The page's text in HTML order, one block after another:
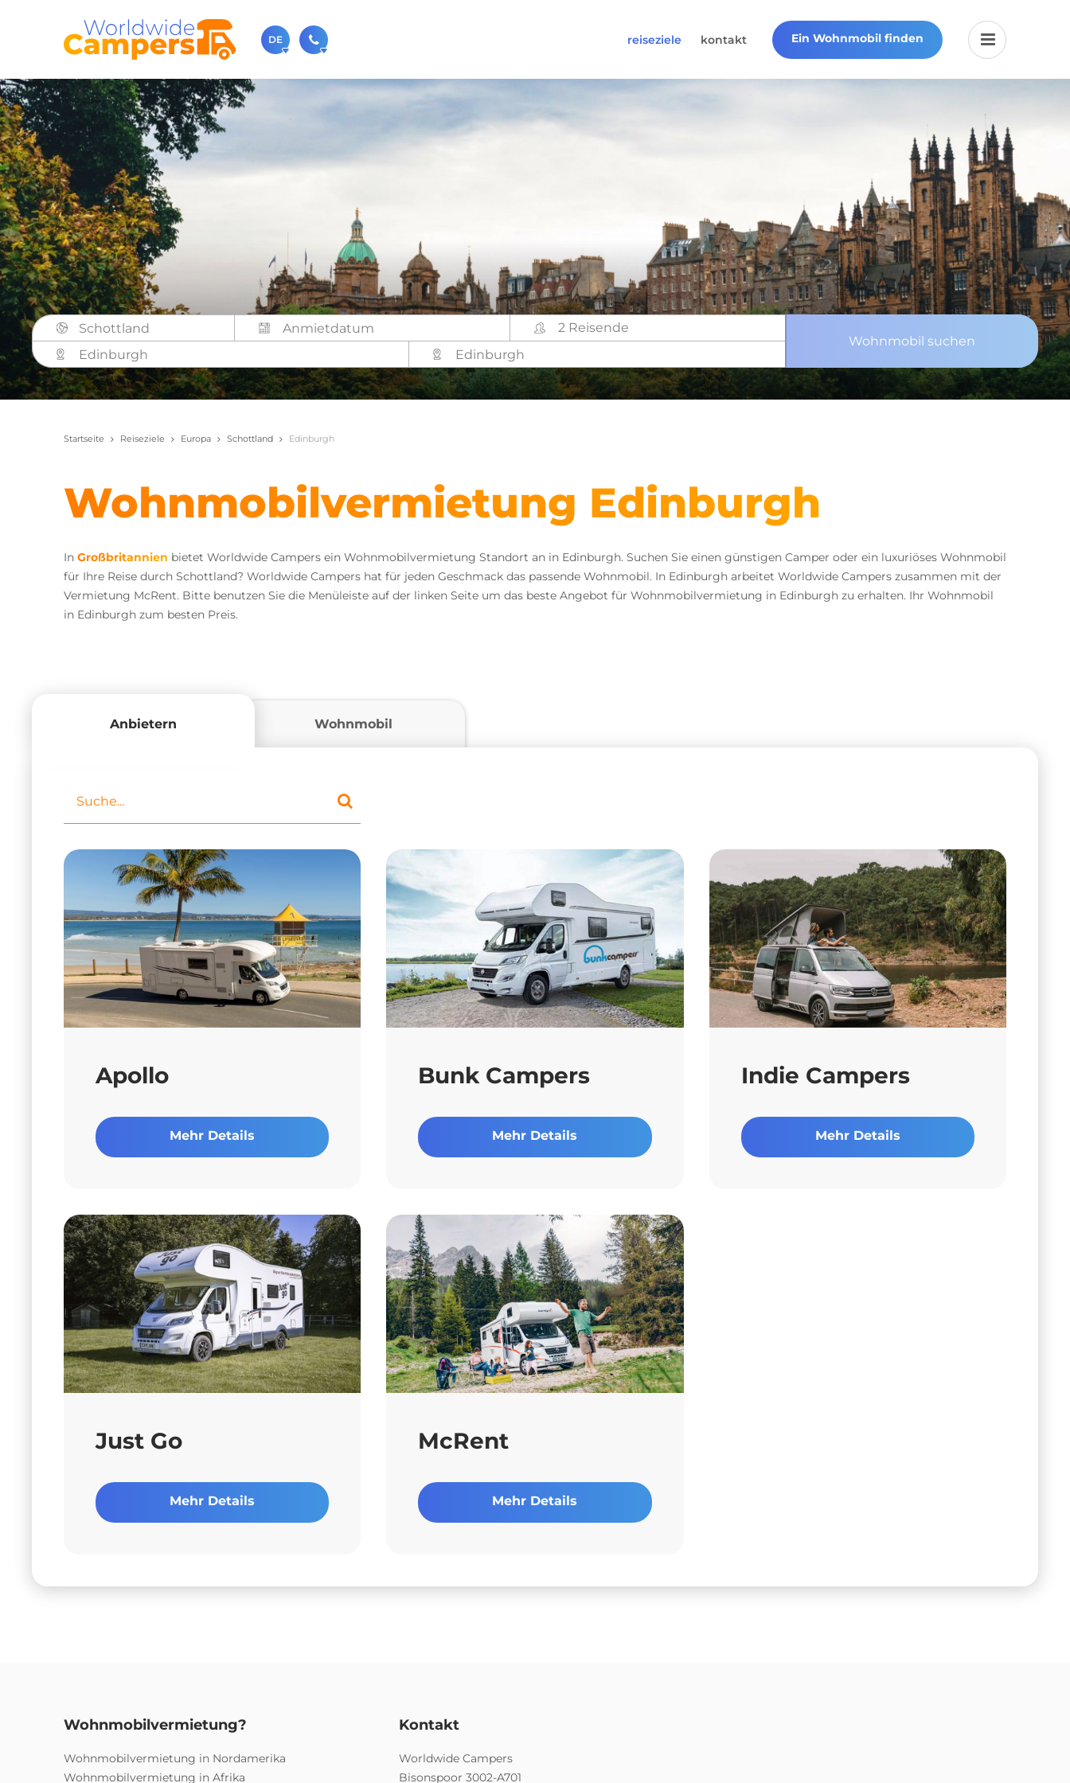
DE
Rufen Sie uns an (Montag bis Freitag von 9 bis 17 Uhr).
sales@worldwidecampers.com
reiseziele kontakt Ein Wohnmobil finden
Schottland
2 Reisende
Edinburgh
Edinburgh
Wohnmobil suchen
Startseite Reiseziele Europa Schottland Edinburgh
Wohnmobilvermietung Edinburgh
In Großbritannien bietet Worldwide Campers ein Wohnmobilvermietung Standort an in Edinburgh. Suchen Sie einen günstigen Camper oder ein luxuriöses Wohnmobil
für Ihre Reise durch Schottland? Worldwide Campers hat für jeden Geschmack das passende Wohnmobil. In Edinburgh arbeitet Worldwide Campers zusammen mit der
Vermietung McRent. Bitte benutzen Sie die Menüleiste auf der linken Seite um das beste Angebot für Wohnmobilvermietung in Edinburgh zu erhalten. Ihr Wohnmobil
in Edinburgh zum besten Preis.
Anbietern Wohnmobil
Apollo
Mehr Details
Bunk Campers
Mehr Details
Indie Campers
Mehr Details
Just Go
Mehr Details
McRent
Mehr Details
Wohnmobilvermietung?
Wohnmobilvermietung in Nordamerika
Wohnmobilvermietung in Afrika
Kontakt
Worldwide Campers
Bisonspoor 3002-A701